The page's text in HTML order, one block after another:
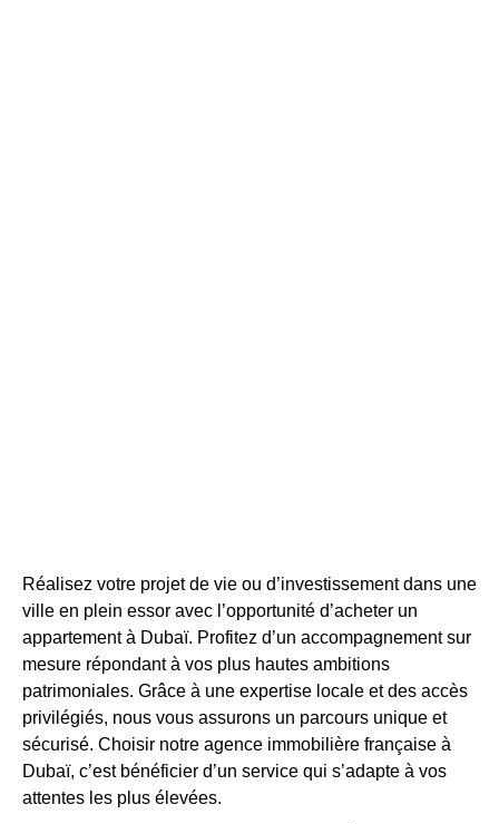
Réalisez votre projet de vie ou d’investissement dans une
ville en plein essor avec l’opportunité d’acheter un
appartement à Dubaï. Profitez d’un accompagnement sur
mesure répondant à vos plus hautes ambitions
patrimoniales. Grâce à une expertise locale et des accès
privilégiés, nous vous assurons un parcours unique et
sécurisé. Choisir notre agence immobilière française à
Dubaï, c’est bénéficier d’un service qui s’adapte à vos
attentes les plus élevées.